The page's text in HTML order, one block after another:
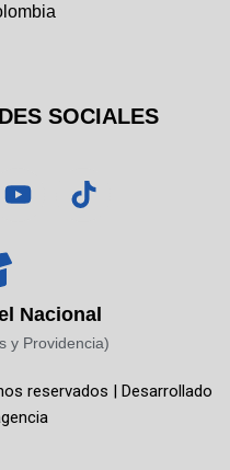
SOCIALES
Y
o
b
e
T
i
k
Nacional
y Providencia)
reservados | Desarrollado